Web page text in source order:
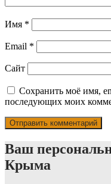
Имя *
Email *
Сайт
Сохранить моё имя,
последующих моих
Ваш
Крыма